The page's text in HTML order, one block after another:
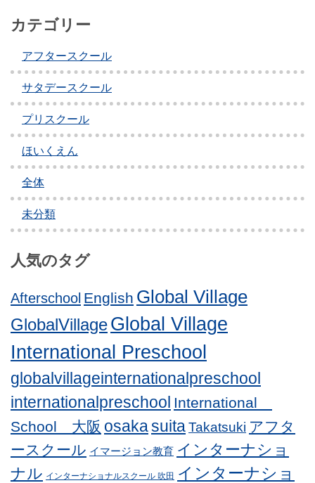
ナ
ゲ
ー
シ
ョ
ン
カテゴリー
アフタースクール
サタデースクール
プリスクール
ほいくえん
全体
未分類
人気のタグ
Afterschool English Global Village
GlobalVillageGlobal Village
International Preschool
globalvillageinternationalpreschool
internationalpreschool International
School 大阪 osakasuitaTakatsuki アフタ
ースクール イマージョン教育 インターナショ
ナル インターナショナルスクール 吹田
インターナショ